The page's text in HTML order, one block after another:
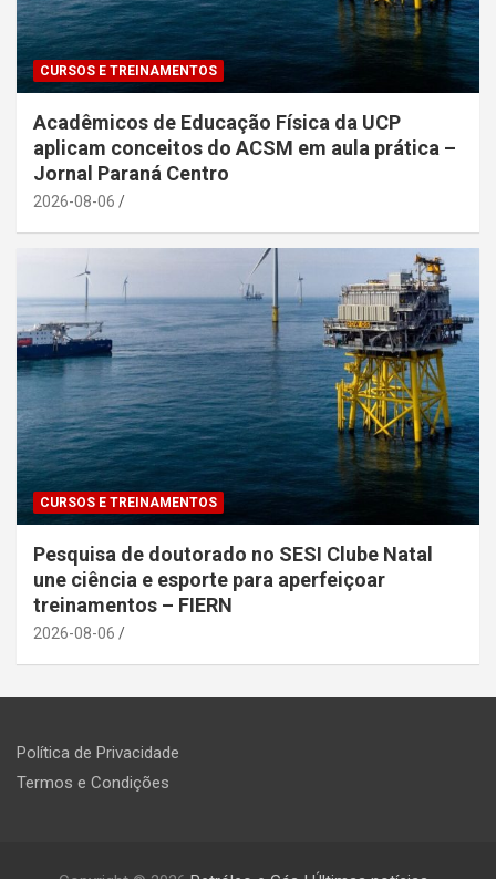
CURSOS E TREINAMENTOS
Acadêmicos de Educação Física da UCP
aplicam conceitos do ACSM em aula prática –
Jornal Paraná Centro
2026-08-06
CURSOS E TREINAMENTOS
Pesquisa de doutorado no SESI Clube Natal
une ciência e esporte para aperfeiçoar
treinamentos – FIERN
2026-08-06
Política de Privacidade
Termos e Condições